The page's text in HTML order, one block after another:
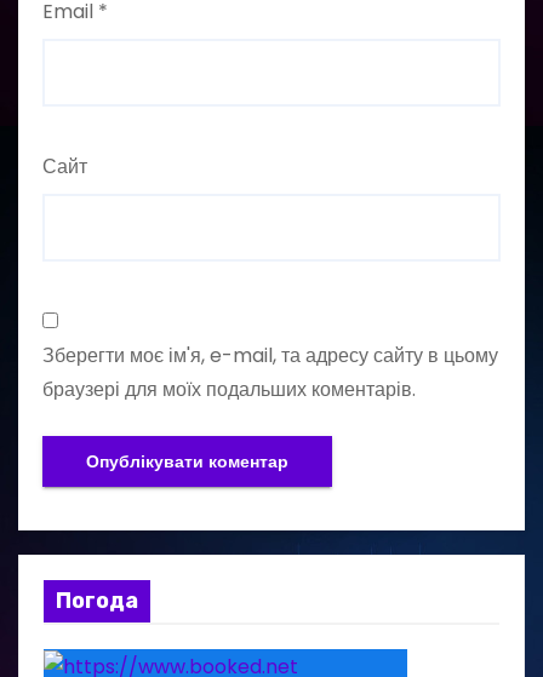
Email *
Сайт
Зберегти моє ім'я, e-mail, та адресу сайту в цьому
браузері для моїх подальших коментарів.
Погода